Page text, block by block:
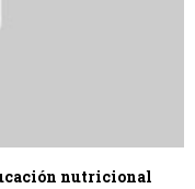
nutricional